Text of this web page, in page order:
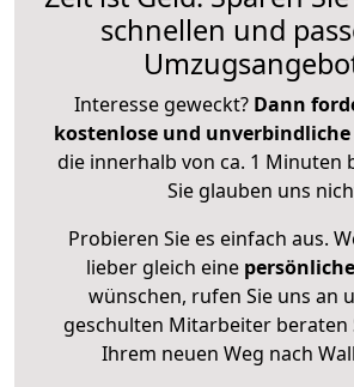
schnellen und
Interesse geweckt? Dann
kostenlose und
die innerhalb von ca. 1 Minuten
Sie glauben uns
Probieren Sie es einfach aus.
lieber gleich eine
wünschen, rufen Sie uns an
geschulten Mitarbeiter beraten
Ihrem neuen Weg nach